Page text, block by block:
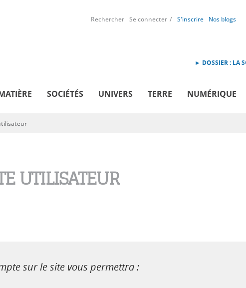
Rechercher Se connecter S'inscrire Nos blogs
► DOSSIER : LA
SOCIÉTÉS UNIVERS TERRE NUMÉRIQUE
UTILISATEUR
sur le site vous permettra :